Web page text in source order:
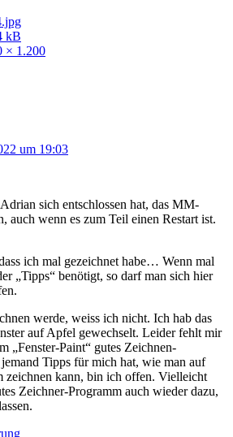
kB
× 1.200
um 19:03
sich entschlossen hat, das MM-
auch wenn es zum Teil einen Restart ist.
ich mal gezeichnet habe… Wenn mal
„Tipps“ benötigt, so darf man sich hier
werde, weiss ich nicht. Ich hab das
auf Apfel gewechselt. Leider fehlt mir
„Fenster-Paint“ gutes Zeichnen-
Tipps für mich hat, wie man auf
zeichnen kann, bin ich offen. Vielleicht
Zeichner-Programm auch wieder dazu,